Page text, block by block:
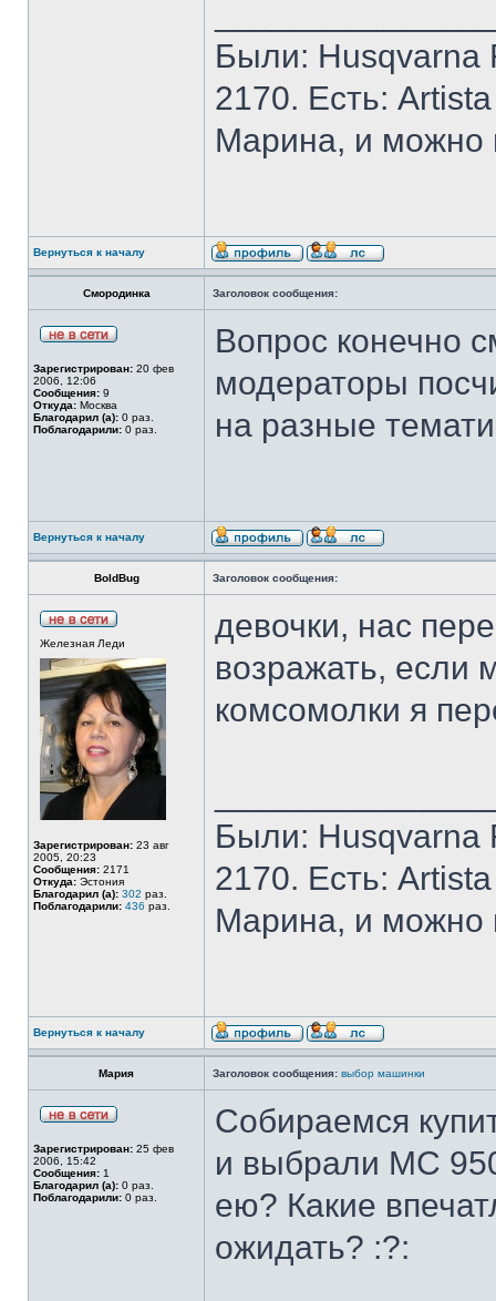
Были: Husqvarna
2170. Есть:
Марина, и можно
Вернуться к началу
Смородинка Заголовок сообщения:
Зарегистрирован: 20 фев
2006, 12:06
Сообщения: 9
Откуда: Москва
Благодарил (а): 0 раз.
Поблагодарили: 0 раз.
Вопрос конечно
модераторы
на разные
Вернуться к началу
BoldBug Заголовок сообщения:
Железная Леди
Зарегистрирован: 23 авг
2005, 20:23
Сообщения: 2171
Откуда: Эстония
Благодарил (а): 302 раз.
Поблагодарили: 436 раз.
девочки, нас
возражать, если
комсомолки я
Были: Husqvarna
2170. Есть:
Марина, и можно
Вернуться к началу
Мария Заголовок сообщения: выбор машинки
Зарегистрирован: 25 фев
2006, 15:42
Сообщения: 1
Благодарил (а): 0 раз.
Поблагодарили: 0 раз.
Собираемся
и выбрали МС
ею? Какие
ожидать? :?: